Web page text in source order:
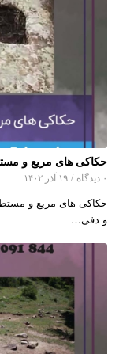
حکاکی های مربع و
۰ دیدگاه / ۱۹ آذر ۱۴۰۲
حکاکی های مربع و
و دفی…